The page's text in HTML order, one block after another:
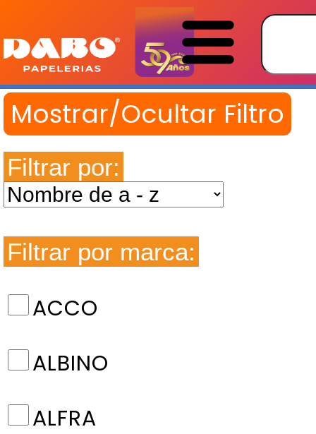
Filtrar por:
Filtrar por marca:
ACCO
ALBINO
ALFRA